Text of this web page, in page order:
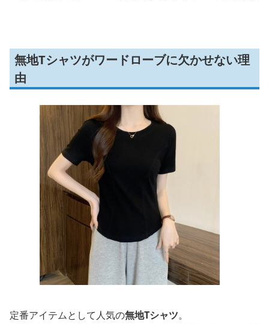
無地Tシャツがワードローブに欠かせない理
由
定番アイテムとして人気の無地Tシャツ。